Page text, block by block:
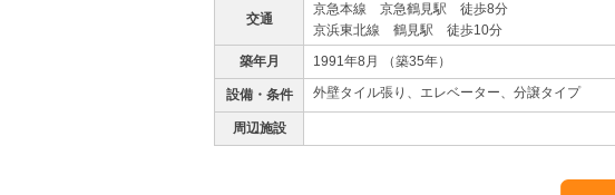
交通
京急本線 京急鶴見駅 徒歩8分
京浜東北線 鶴見駅 徒歩10分
築年月 1991年8月 （築35年）
設備・条件
外壁タイル張り、エレベーター、分譲タイプ
周辺施設